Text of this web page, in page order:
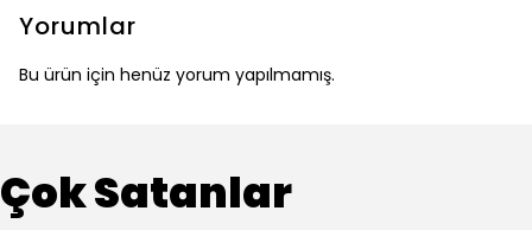
Yorumlar
Bu ürün için henüz yorum yapılmamış.
Çok Satanlar